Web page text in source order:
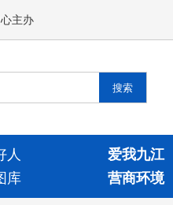
心主办
人 爱我九江
库 营商环境